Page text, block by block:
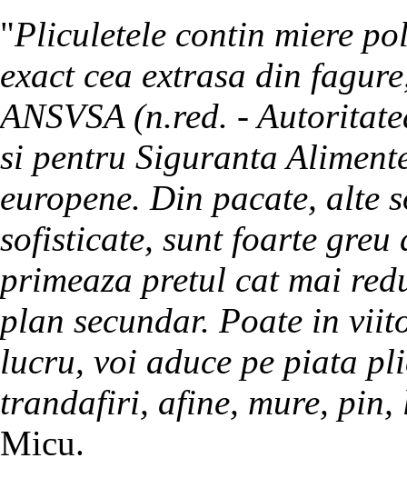
"Pliculetele contin miere
exact cea extrasa din
ANSVSA (n.red. -
si pentru Siguranta
europene. Din pacate, alte
sofisticate, sunt foarte
primeaza pretul cat mai
plan secundar. Poate in
lucru, voi aduce pe piata
trandafiri, afine, mure, pin,
Micu.